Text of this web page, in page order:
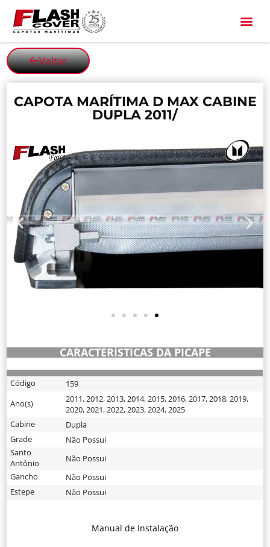
Voltar
CAPOTA MARÍTIMA D MAX CABINE
DUPLA 2011/
CARACTERÍSTICAS DA PICAPE
Código
159
Ano(s)
2011,2012,2013,2014,2015,2016,2017,2018,2019,
2020,2021,2022,2023,2024,2025
Cabine
Dupla
Grade
Não Possui
Santo
Antônio
Não Possui
Gancho
Não Possui
Estepe
Não Possui
Manual de Instalação